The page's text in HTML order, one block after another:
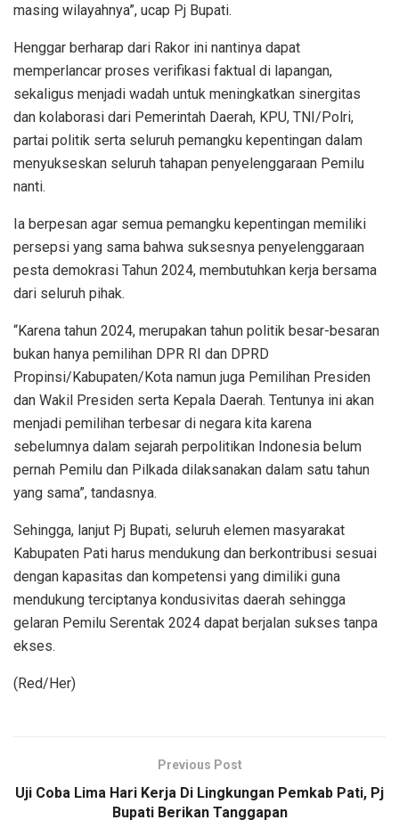
masing wilayahnya”, ucap Pj Bupati.
Henggar berharap dari Rakor ini nantinya dapat
memperlancar proses verifikasi faktual di lapangan,
sekaligus menjadi wadah untuk meningkatkan sinergitas
dan kolaborasi dari Pemerintah Daerah, KPU, TNI/Polri,
partai politik serta seluruh pemangku kepentingan dalam
menyukseskan seluruh tahapan penyelenggaraan Pemilu
nanti.
Ia berpesan agar semua pemangku kepentingan memiliki
persepsi yang sama bahwa suksesnya penyelenggaraan
pesta demokrasi Tahun 2024, membutuhkan kerja bersama
dari seluruh pihak.
“Karena tahun 2024, merupakan tahun politik besar-besaran
bukan hanya pemilihan DPR RI dan DPRD
Propinsi/Kabupaten/Kota namun juga Pemilihan Presiden
dan Wakil Presiden serta Kepala Daerah. Tentunya ini akan
menjadi pemilihan terbesar di negara kita karena
sebelumnya dalam sejarah perpolitikan Indonesia belum
pernah Pemilu dan Pilkada dilaksanakan dalam satu tahun
yang sama”, tandasnya.
Sehingga, lanjut Pj Bupati, seluruh elemen masyarakat
Kabupaten Pati harus mendukung dan berkontribusi sesuai
dengan kapasitas dan kompetensi yang dimiliki guna
mendukung terciptanya kondusivitas daerah sehingga
gelaran Pemilu Serentak 2024 dapat berjalan sukses tanpa
ekses.
(Red/Her)
Previous Post
Uji Coba Lima Hari Kerja Di Lingkungan Pemkab Pati, Pj
Bupati Berikan Tanggapan